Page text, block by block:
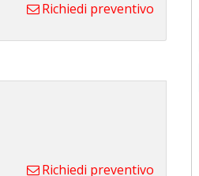
Richiedi preventivo
Richiedi preventivo